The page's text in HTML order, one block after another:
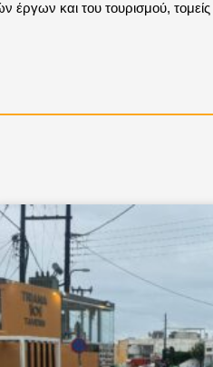
έργων και του τουρισμού, τομείς